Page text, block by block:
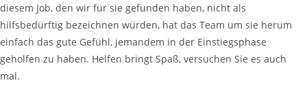
diesem Job, den wir für sie gefunden haben, nicht als
hilfsbedürftig bezeichnen würden, hat das Team um sie herum
einfach das gute Gefühl, jemandem in der Einstiegsphase
geholfen zu haben. Helfen bringt Spaß, versuchen Sie es auch
mal.